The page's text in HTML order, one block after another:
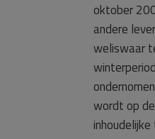
oktober
andere
weliswaar
wordt op